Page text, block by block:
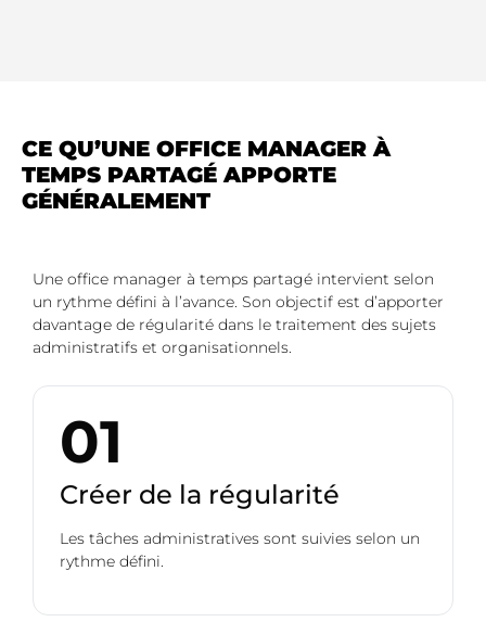
CE QU’UNE OFFICE MANAGER À
TEMPS PARTAGÉ APPORTE
GÉNÉRALEMENT
Une office manager à temps partagé intervient selon
un rythme défini à l’avance. Son objectif est d’apporter
davantage de régularité dans le traitement des sujets
administratifs et organisationnels.
01
Créer de la régularité
Les tâches administratives sont suivies selon un
rythme défini.